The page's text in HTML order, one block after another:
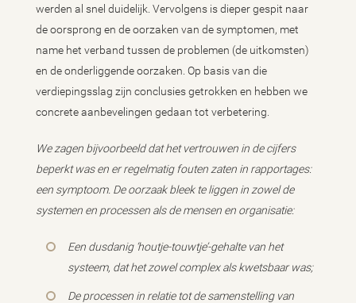
werden al snel duidelijk. Vervolgens is dieper gespit naar
de oorsprong en de oorzaken van de symptomen, met
name het verband tussen de problemen (de uitkomsten)
en de onderliggende oorzaken. Op basis van die
verdiepingsslag zijn conclusies getrokken en hebben we
concrete aanbevelingen gedaan tot verbetering.
We zagen bijvoorbeeld dat het vertrouwen in de cijfers
beperkt was en er regelmatig fouten zaten in rapportages:
een symptoom. De oorzaak bleek te liggen in zowel de
systemen en processen als de mensen en organisatie:
Een dusdanig ‘houtje-touwtje’-gehalte van het
systeem, dat het zowel complex als kwetsbaar was;
De processen in relatie tot de samenstelling van